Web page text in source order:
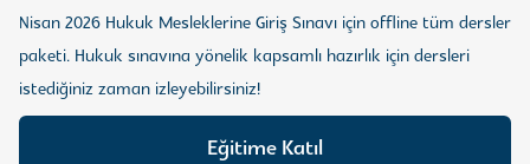
Nisan 2026 Hukuk Mesleklerine Giriş Sınavı için offline tüm dersler
paketi. Hukuk sınavına yönelik kapsamlı hazırlık için dersleri
istediğiniz zaman izleyebilirsiniz!
Eğitime Katıl